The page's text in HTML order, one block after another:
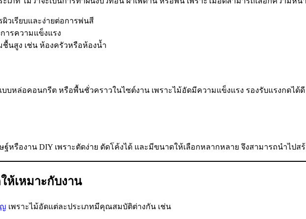
วเรียบและง่ายต่อการพ่นสี
ารความแข็งแรง
นสูง เช่น ห้องครัวหรือห้องน้ำ
บหล่อคอนกรีต หรือพื้นชั่วคราวในไซต์งาน เพราะไม้อัดมีความแข็งแรง รองรับแรงกดไ
หรืองาน DIY เพราะตัดง่าย ดัดโค้งได้ และมีขนาดให้เลือกหลากหลาย จึงสามารถนำไป
ห้เหมาะกับงาน
เพราะไม้อัดแต่ละประเภทมีคุณสมบัติต่างกัน เช่น